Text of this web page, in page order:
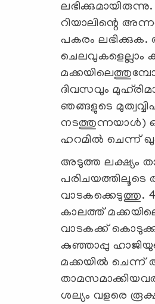
റിയാലിന്റെ
പകരം ലഭിക്കുക.
ചെലവുകളെല്ലാം
ദിവസവും
ഞങ്ങളുടെ
നടത്തുന്നയാള്‍)
ഹറമില്‍ ചെന്ന്
അടുത്ത ലക്ഷ്യം
വാടകക്കെടുത്തു.
കാലത്ത്
വാടകക്ക്
കുഞ്ഞാപ്പു
മക്കയില്‍ ചെന്ന്
ശല്യം വളരെ